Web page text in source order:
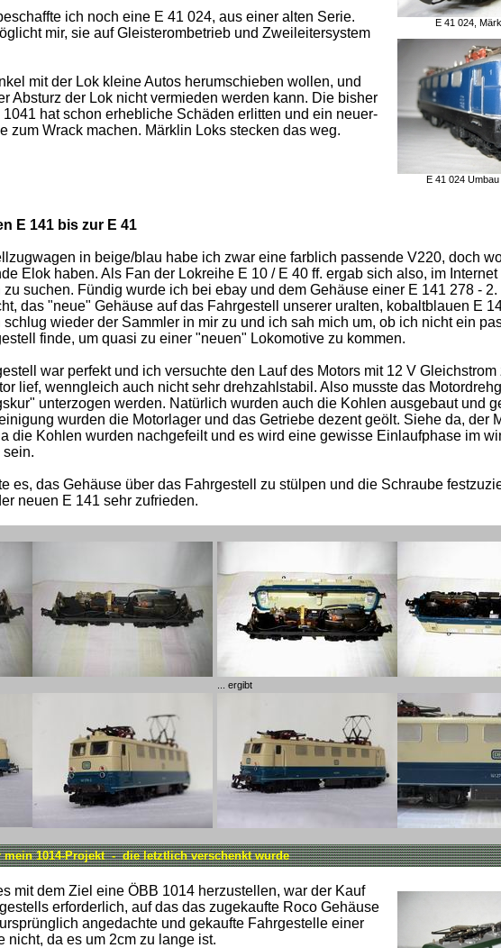
ich noch eine E 41 024, aus einer alten Serie.
mir, sie auf Gleisterombetrieb und Zweileitersystem
mit der Lok kleine Autos herumschieben wollen, und
Absturz der Lok nicht vermieden werden kann. Die bisher
hat schon erhebliche Schäden erlitten und ein neuer-
zum Wrack machen. Märklin Loks stecken das weg.
E 41 024,
E 41 024
E 141 bis zur E 41
in beige/blau habe ich zwar eine farblich passende V220, doch
Elok haben. Als Fan der Lokreihe E 10 / E 40 ff. ergab sich also, im Internet
suchen. Fündig wurde ich bei ebay und dem Gehäuse einer E 141 278 - 2.
das "neue" Gehäuse auf das Fahrgestell unserer uralten, kobaltblauen E
wieder der Sammler in mir zu und ich sah mich um, ob ich nicht ein
finde, um quasi zu einer "neuen" Lokomotive zu kommen.
war perfekt und ich versuchte den Lauf des Motors mit 12 V Gleichstrom
lief, wenngleich auch nicht sehr drehzahlstabil. Also musste das
unterzogen werden. Natürlich wurden auch die Kohlen ausgebaut und
wurden die Motorlager und das Getriebe dezent geölt. Siehe da, der
die Kohlen wurden nachgefeilt und es wird eine gewisse Einlaufphase im
sein.
es, das Gehäuse über das Fahrgestell zu stülpen und die Schraube
neuen E 141 sehr zufrieden.
... ergibt
1014-Projekt - die letztlich verschenkt wurde
mit dem Ziel eine ÖBB 1014 herzustellen, war der Kauf
erforderlich, auf das das zugekaufte Roco Gehäuse
angedachte und gekaufte Fahrgestelle einer
nicht, da es um 2cm zu lange ist.